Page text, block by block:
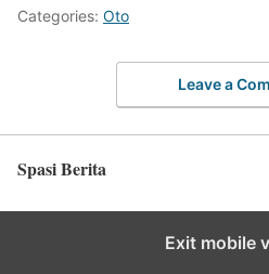
Categories: Oto
Leave a
Spasi Berita
Exit mobile